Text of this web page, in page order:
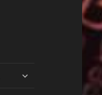
submenu